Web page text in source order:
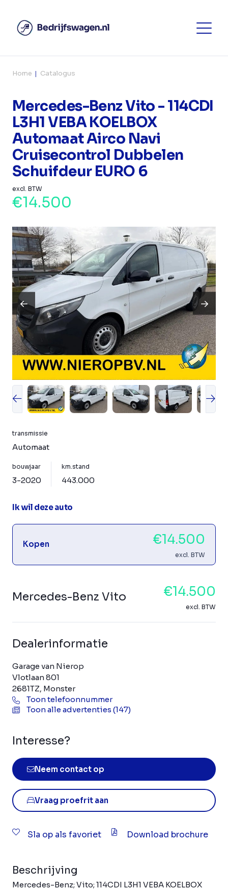
Home Catalogus
Mercedes-Benz Vito - 114CDI
L3H1 VEBA KOELBOX
Automaat Airco Navi
Cruisecontrol Dubbelen
Schuifdeur EURO 6
excl. BTW
€14.500
transmissie
Automaat
bouwjaar
3-2020
km.stand
443.000
Ik wil deze auto
Kopen €14.500
excl. BTW
Mercedes-Benz Vito €14.500
excl. BTW
Dealerinformatie
Garage van Nierop
Vlotlaan 801
2681TZ, Monster
Toon telefoonnummer
Toon alle advertenties (147)
Interesse?
Neem contact op
Vraag proefrit aan
Sla op als favoriet Download brochure
Beschrijving
Mercedes-Benz; Vito; 114CDI L3H1 VEBA KOELBOX